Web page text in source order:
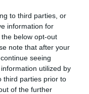
to third parties, or
information for
below opt-out
note that after your
seeing
utilized by
third parties prior to
of the further
pressioni e
spagnola